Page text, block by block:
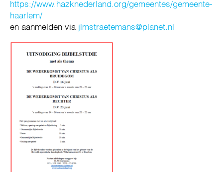
https://www.hazknederland.org/gemeentes/gemeente-
haarlem/
en aanmelden via jlmstraetemans@planet.nl